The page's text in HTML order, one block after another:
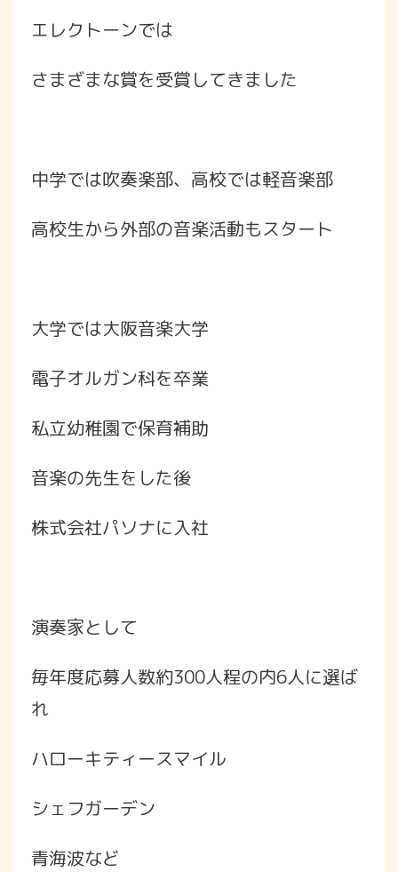
エレクトーンでは
さまざまな賞を受賞してきました
中学では吹奏楽部、高校では軽音楽部
高校生から外部の音楽活動もスタート
大学では大阪音楽大学
電子オルガン科を卒業
私立幼稚園で保育補助
音楽の先生をした後
株式会社パソナに入社
演奏家として
毎年度応募人数約300人程の内6人に選ば
れ
ハローキティースマイル
シェフガーデン
青海波など